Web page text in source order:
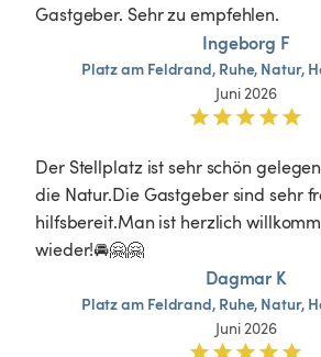
Gastgeber. Sehr zu empfehlen.
Ingeborg F
Platzam Feldrand, Ruhe, Natur,
Juni 2026
Der Stellplatz ist sehr schön
die Natur.Die Gastgeber sind sehr
hilfsbereit.Man ist herzlich
wieder!🚘🤗🤗
Dagmar K
Platzam Feldrand, Ruhe, Natur,
Juni 2026